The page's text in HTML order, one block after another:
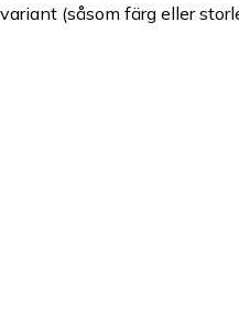
(såsom färg eller